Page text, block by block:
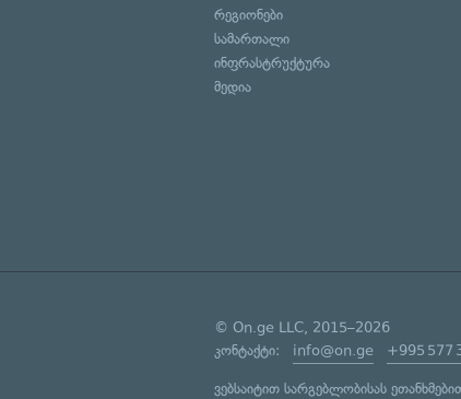
რეგიონები
სამართალი
ინფრასტრუქტურა
მედია
© On.ge LLC, 2015–2026
კონტაქტი: info@on.ge +995 577
ვებსაიტით სარგებლობისას